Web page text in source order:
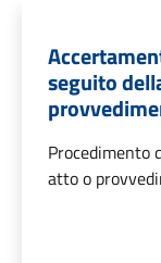
seguito
Procedimento
atto o